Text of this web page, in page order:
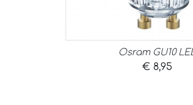
Osram GU10
€ 8,95